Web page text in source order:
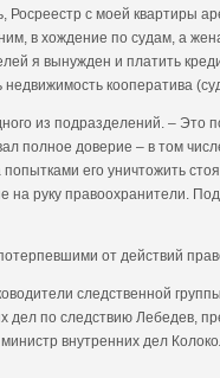
с моей квартиры
в хождение по судам, а
я вынужден и платить
кооператива
из подразделений. – Это
полное доверие – в том
его уничтожить
на руку правоохранители.
от действий
следственной
дел по следствию Лебедев,
внутренних дел